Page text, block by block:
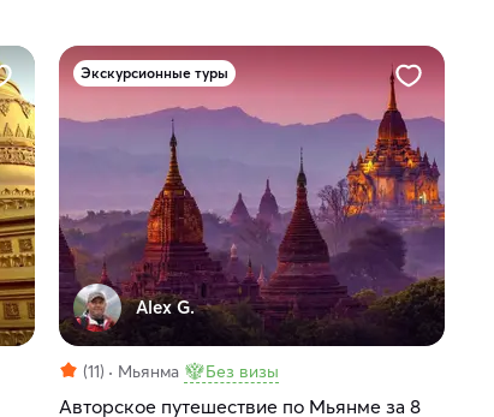
Экскурсионные туры
Alex G.
(11) Мьянма Без визы
Авторское путешествие по Мьянме за 8